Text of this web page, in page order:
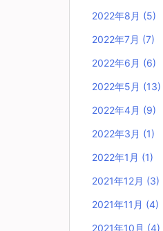
2022年8月 (5)
2022年7月 (7)
2022年6月 (6)
2022年5月 (13)
2022年4月 (9)
2022年3月 (1)
2022年1月 (1)
2021年12月 (3)
2021年11月 (4)
2021年10月 (4)